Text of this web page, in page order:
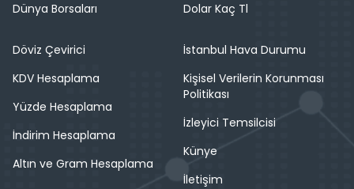
Dünya Borsaları
Dolar Kaç Tl
Döviz Çevirici
KDV Hesaplama
Yüzde Hesaplama
İndirim Hesaplama
Altın ve Gram Hesaplama
İstanbul Hava Durumu
Kişisel Verilerin Korunması
Politikası
İzleyici Temsilcisi
Künye
İletişim